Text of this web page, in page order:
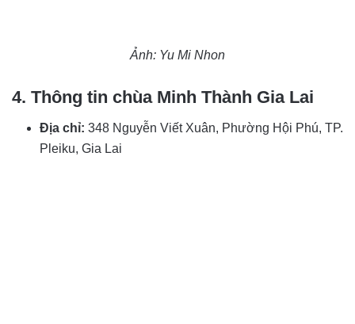
Ảnh: Yu Mi Nhon
4. Thông tin chùa Minh Thành Gia Lai
Địa chỉ: 348 Nguyễn Viết Xuân, Phường Hội Phú, TP.
Pleiku, Gia Lai